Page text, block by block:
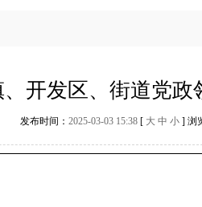
、开发区、街道党
发布时间： 2025-03-03 15:38 [ 大 中 小 ] 浏